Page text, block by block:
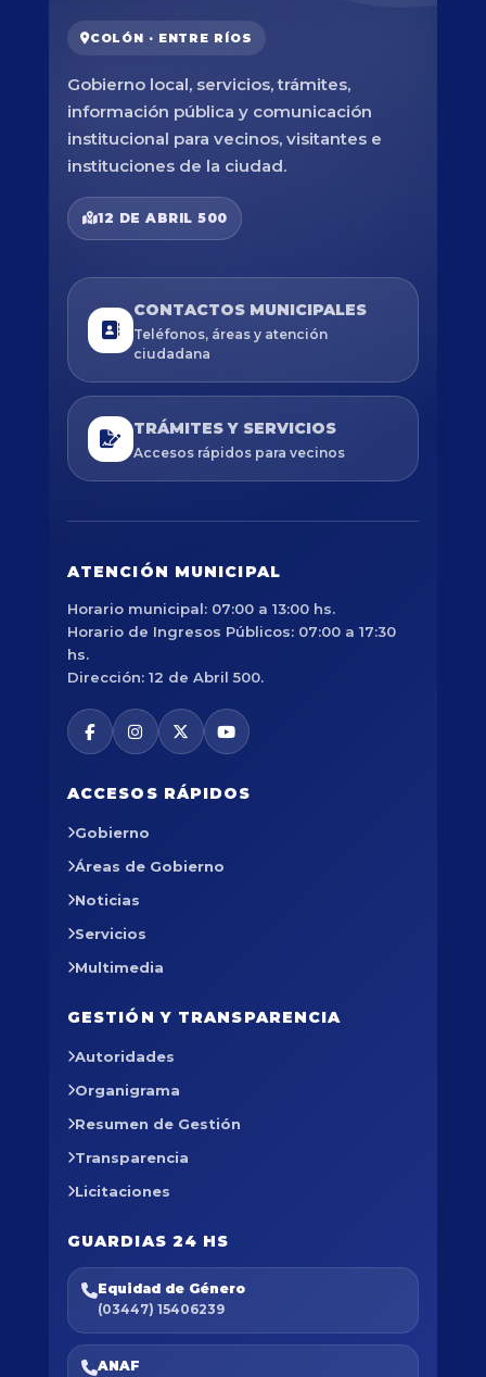
COLÓN · ENTRE RÍOS
Gobierno local, servicios, trámites,
información pública y comunicación
institucional para vecinos, visitantes e
instituciones de la ciudad.
12 DE ABRIL 500
CONTACTOS MUNICIPALES
Teléfonos, áreas y atención
ciudadana
TRÁMITES Y SERVICIOS
Accesos rápidos para vecinos
ATENCIÓN MUNICIPAL
Horario municipal: 07:00 a 13:00 hs.
Horario de Ingresos Públicos: 07:00 a 17:30
hs.
Dirección: 12 de Abril 500.
ACCESOS RÁPIDOS
Gobierno
Áreas de Gobierno
Noticias
Servicios
Multimedia
GESTIÓN Y TRANSPARENCIA
Autoridades
Organigrama
Resumen de Gestión
Transparencia
Licitaciones
GUARDIAS 24 HS
Equidad de Género
(03447) 15406239
ANAF